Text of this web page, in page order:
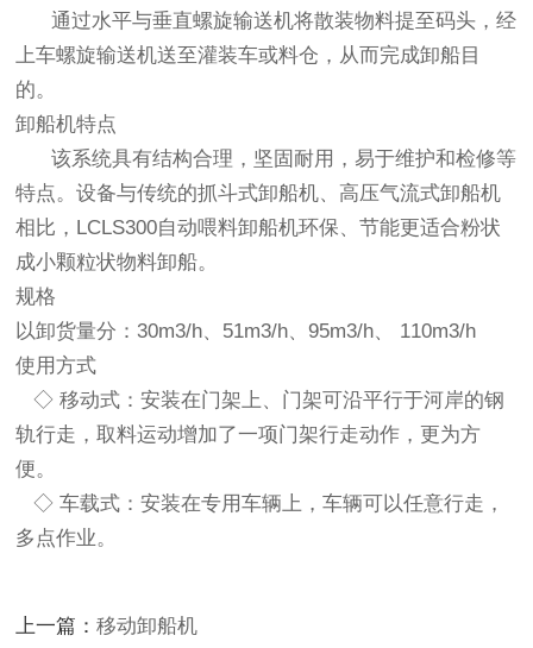
通过水平与垂直螺旋输送机将散装物料提至码头，经
上车螺旋输送机送至灌装车或料仓，从而完成卸船目
的。
卸船机特点
该系统具有结构合理，坚固耐用，易于维护和检修等
特点。设备与传统的抓斗式卸船机、高压气流式卸船机
相比，LCLS300自动喂料卸船机环保、节能更适合粉状
成小颗粒状物料卸船。
规格
以卸货量分：30m3/h、51m3/h、95m3/h、 110m3/h
使用方式
◇ 移动式：安装在门架上、门架可沿平行于河岸的钢
轨行走，取料运动增加了一项门架行走动作，更为方
便。
◇ 车载式：安装在专用车辆上，车辆可以任意行走，
多点作业。
上一篇：移动卸船机